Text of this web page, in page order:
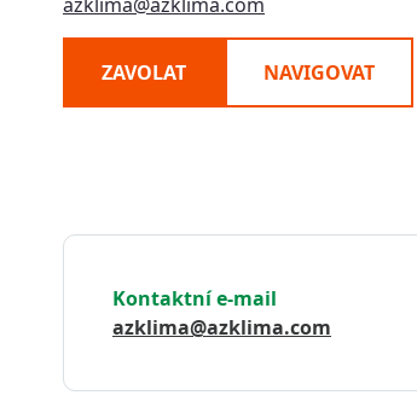
ZAVOLAT NAVIGOVAT
Kontaktní e-mail
azklima@azklima.com